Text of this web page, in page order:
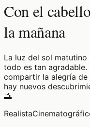
Con el
la mañana
La luz del sol matutino
todo es tan
compartir la alegría
hay nuevos
🌅
Realista